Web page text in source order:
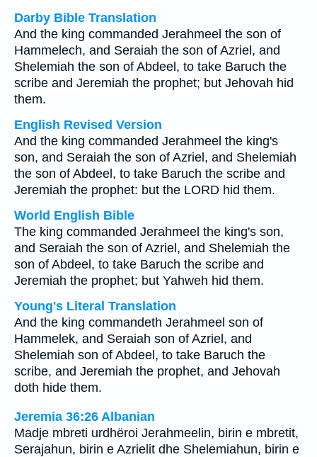
Darby Bible Translation
And the king commanded Jerahmeel the son of
Hammelech, and Seraiah the son of Azriel, and
Shelemiah the son of Abdeel, to take Baruch the
scribe and Jeremiah the prophet; but Jehovah hid
them.
English Revised Version
And the king commanded Jerahmeel the king's
son, and Seraiah the son of Azriel, and Shelemiah
the son of Abdeel, to take Baruch the scribe and
Jeremiah the prophet: but the LORD hid them.
World English Bible
The king commanded Jerahmeel the king's son,
and Seraiah the son of Azriel, and Shelemiah the
son of Abdeel, to take Baruch the scribe and
Jeremiah the prophet; but Yahweh hid them.
Young's Literal Translation
And the king commandeth Jerahmeel son of
Hammelek, and Seraiah son of Azriel, and
Shelemiah son of Abdeel, to take Baruch the
scribe, and Jeremiah the prophet, and Jehovah
doth hide them.
Jeremia 36:26 Albanian
Madje mbreti urdhëroi Jerahmeelin, birin e mbretit,
Serajahun, birin e Azrielit dhe Shelemiahun, birin e